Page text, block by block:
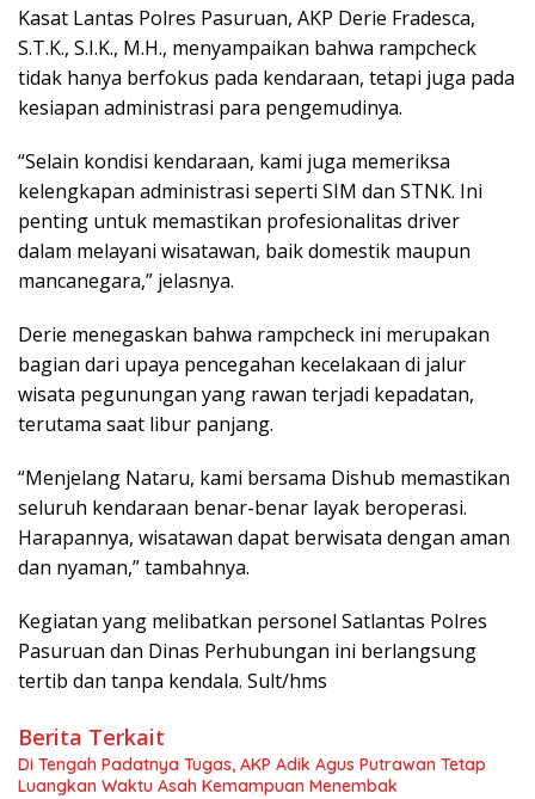
Kasat Lantas Polres Pasuruan, AKP Derie Fradesca,
S.T.K., S.I.K., M.H., menyampaikan bahwa rampcheck
tidak hanya berfokus pada kendaraan, tetapi juga pada
kesiapan administrasi para pengemudinya.
“Selain kondisi kendaraan, kami juga memeriksa
kelengkapan administrasi seperti SIM dan STNK. Ini
penting untuk memastikan profesionalitas driver
dalam melayani wisatawan, baik domestik maupun
mancanegara,” jelasnya.
Derie menegaskan bahwa rampcheck ini merupakan
bagian dari upaya pencegahan kecelakaan di jalur
wisata pegunungan yang rawan terjadi kepadatan,
terutama saat libur panjang.
“Menjelang Nataru, kami bersama Dishub memastikan
seluruh kendaraan benar-benar layak beroperasi.
Harapannya, wisatawan dapat berwisata dengan aman
dan nyaman,” tambahnya.
Kegiatan yang melibatkan personel Satlantas Polres
Pasuruan dan Dinas Perhubungan ini berlangsung
tertib dan tanpa kendala. Sult/hms
Berita Terkait
Di Tengah Padatnya Tugas, AKP Adik Agus Putrawan Tetap
Luangkan Waktu Asah Kemampuan Menembak